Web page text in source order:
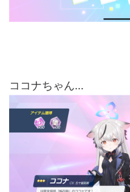
ココナちゃん…